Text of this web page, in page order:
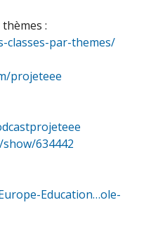
:
classes-par-themes/
projeteee
634442
Education…ole-